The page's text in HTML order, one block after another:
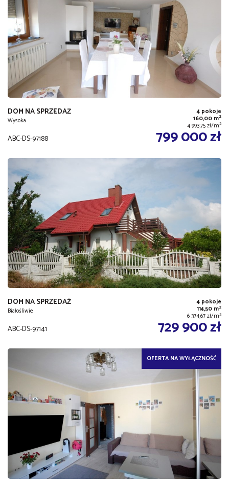
DOM NA SPRZEDAŻ
Wysoka
4 pokoje
160,00 m2
4 993,75 zł/m2
ABC-DS-97188 799 000 zł
DOM NA SPRZEDAŻ
Białośliwie
4 pokoje
114,50 m2
6 374,67 zł/m2
ABC-DS-97141 729 900 zł
OFERTA NA WYŁĄCZNOŚĆ